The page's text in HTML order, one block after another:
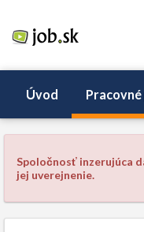
Úvod
Spoločnosť inzerujúca
jej uverejnenie.